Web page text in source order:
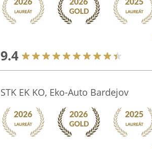
9.4
STK EK KO, Eko-Auto Bardejov